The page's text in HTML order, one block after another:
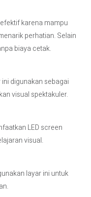
karena mampu
perhatian. Selain
biaya cetak.
digunakan sebagai
visual spektakuler.
LED screen
visual.
layar ini untuk